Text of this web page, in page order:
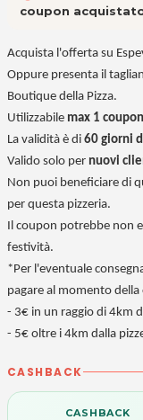
coupon
Acquista l'offerta su
Oppure presenta il
Boutique della Pizza.
Utilizzabile max 1
La validità è di 60 giorni
Valido solo per nuovi
Non puoi beneficiare di
per questa pizzeria.
Il coupon potrebbe non
festività.
*Per l'eventuale
pagare al momento della
- 3€ in un raggio di 4km
- 5€ oltre i 4km dalla
CASHBACK
CASHBACK